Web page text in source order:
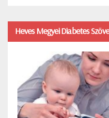
Heves Megyei Diabetes